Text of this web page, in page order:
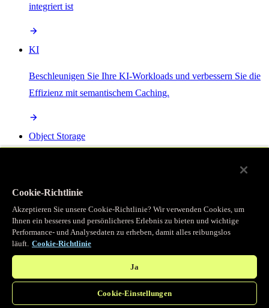
integriert ist
KI
Beschleunigen Sie Ihre KI-Workloads und verbessern Sie die
Effizienz mit semantischem Caching.
Object Storage
Programmierbarer Cache
Erhalten Sie vollständigen programmatischen Zugriff auf das
legendäre Caching, das unser CDN antreibt.
Cookie-Richtlinie
Akzeptieren Sie unsere Cookie-Richtlinie? Wir verwenden Cookies, um
Ihnen ein besseres und persönlicheres Erlebnis zu bieten und wichtige
Performance- und Analysedaten zu erheben, damit alles reibungslos
läuft. Cookie-Richtlinie
Ja
Cookie-Einstellungen